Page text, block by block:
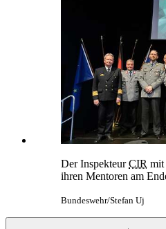
Der InspekteurCIR mit
ihren Mentoren am
Bundeswehr/Stefan Uj